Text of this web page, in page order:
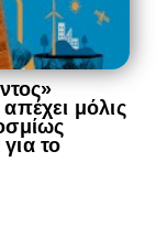
μόλις
το